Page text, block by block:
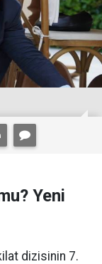
Yeni
dizisinin 7.